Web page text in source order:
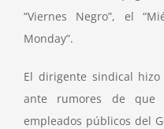
“Viernes Negro”, el
Monday”.
El dirigente sindical
ante rumores de
empleados públicos del